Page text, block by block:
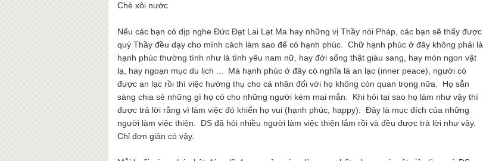
Chè xôi nước
Nếu các bạn có dịp nghe Đức Đạt Lai Lạt Ma hay những vị Thầy nói Pháp, các bạn sẽ thấy được
quý Thầy đều dạy cho mình cách làm sao để có hạnh phúc. Chữ hạnh phúc ở đây không phải là
hạnh phúc thường tình như là tình yêu nam nữ, hay đời sống thật giàu sang, hay món ngon vật
lạ, hay ngoạn mục du lịch ... Mà hạnh phúc ở đây có nghĩa là an lạc (inner peace), người có
được an lạc rồi thì việc hưởng thụ cho cá nhân đối với họ không còn quan trọng nữa. Họ sẵn
sàng chia sẻ những gì họ có cho những người kém mai mắn. Khi hỏi tại sao họ làm như vậy thì
được trả lời rằng vì làm việc đó khiến họ vui (hạnh phúc, happy). Đây là mục đích của những
người làm việc thiện. DS đã hỏi nhiều người làm việc thiện lắm rồi và đều được trả lời như vậy.
Chỉ đơn giản có vậy.